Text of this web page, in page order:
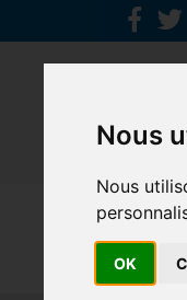
Nous
Nous
OK